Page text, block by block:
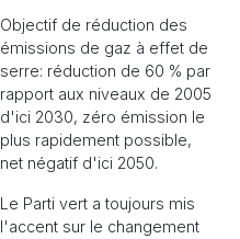
Objectif de réduction des
émissions de gaz à effet de
serre: réduction de 60 % par
rapport aux niveaux de 2005
d'ici 2030, zéro émission le
plus rapidement possible,
net négatif d'ici 2050.
Le Parti vert a toujours mis
l'accent sur le changement